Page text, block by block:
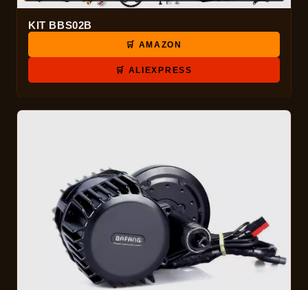
KIT BBS02B
🛒 AMAZON
🛒 ALIEXPRESS